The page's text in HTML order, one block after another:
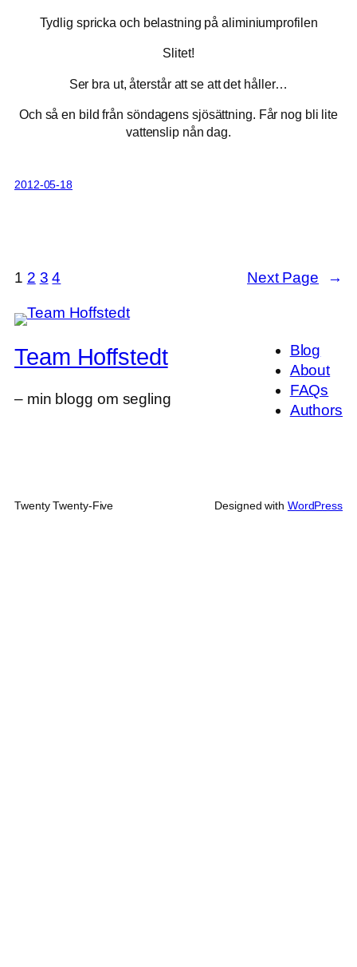
Tydlig spricka och belastning på aliminiumprofilen
Slitet!
Ser bra ut, återstår att se att det håller…
Och så en bild från söndagens sjösättning. Får nog bli lite
vattenslip nån dag.
2012-05-18
1 2 3 4 Next Page →
Team Hoffstedt
– min blogg om segling
Blog
About
FAQs
Authors
Twenty Twenty-Five Designed with WordPress